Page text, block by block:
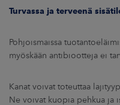
Turvassa ja terveenä
Pohjoismaissa
myöskään antibiootteja ei
Kanat voivat toteuttaa
Ne voivat kuopia pehkua ja